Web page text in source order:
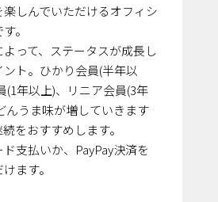
楽しんでいただけるオフィシ
。
って、ステータスが成長し
ト。ひかり会員(半年以
(1年以上)、リニア会員(3年
んうま味が増していきます
をおすすめします。
支払いか、PayPay決済を
ます。